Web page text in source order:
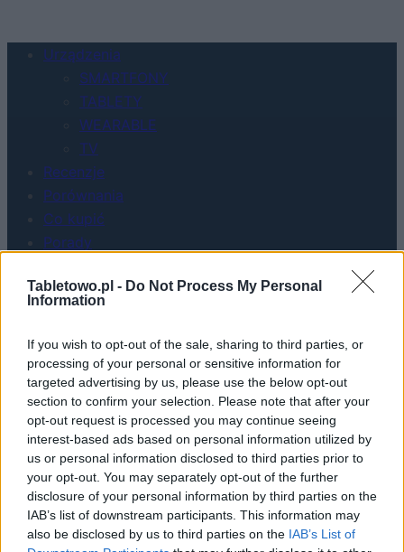
Tabletowo.pl - Do Not Process My Personal
Information
If you wish to opt-out of the sale, sharing to third parties, or
processing of your personal or sensitive information for
targeted advertising by us, please use the below opt-out
section to confirm your selection. Please note that after your
opt-out request is processed you may continue seeing
interest-based ads based on personal information utilized by
us or personal information disclosed to third parties prior to
your opt-out. You may separately opt-out of the further
disclosure of your personal information by third parties on the
IAB’s list of downstream participants. This information may
also be disclosed by us to third parties on the IAB’s List of
Urządzenia
SMARTFONY
TABLETY
WEARABLE
TV
Recenzje
Porównania
Co kupić
Porady
FinTech
Moto
Gaming
AI
Redakcja
Reklama
Kontakt